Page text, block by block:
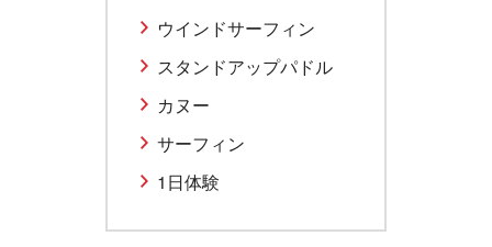
ウインドサーフィン
スタンドアップパドル
カヌー
サーフィン
1日体験